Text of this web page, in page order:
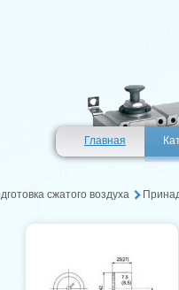
Главная
сжатого воздуха